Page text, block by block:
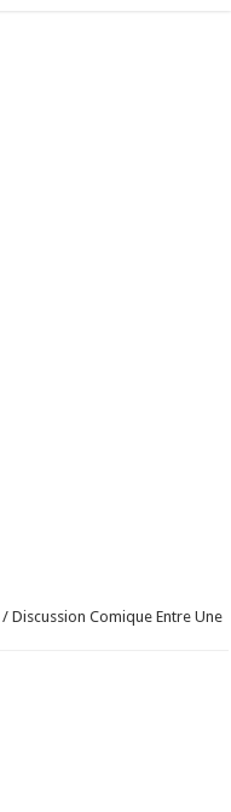
/ Discussion Comique Entre Une